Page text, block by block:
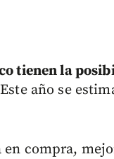
tienen la
Este año se
en compra,